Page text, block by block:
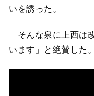
いを誘った。
そんな泉に上西は
います」と絶賛した。